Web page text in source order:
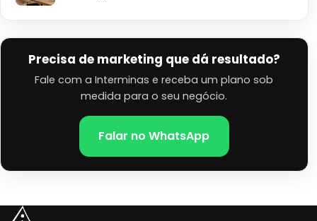
Precisa de marketing que dá resultado?
Fale com a Interminas e receba um plano sob
medida para o seu negócio.
Falar no WhatsApp